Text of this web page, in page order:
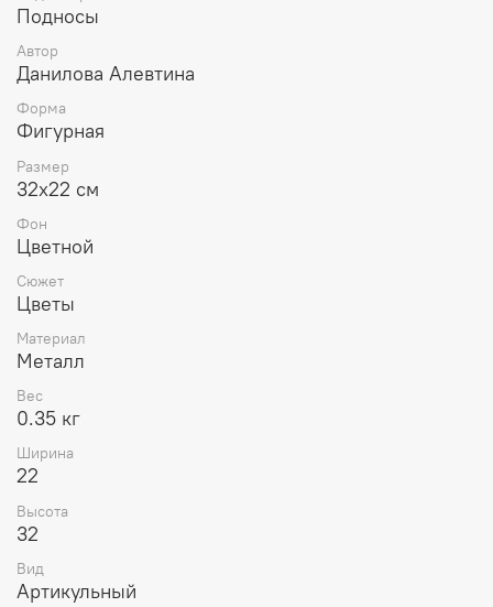
Подносы
Автор
Данилова Алевтина
Форма
Фигурная
Размер
32х22 см
Фон
Цветной
Сюжет
Цветы
Материал
Металл
Вес
0.35 кг
Ширина
22
Высота
32
Вид
Артикульный